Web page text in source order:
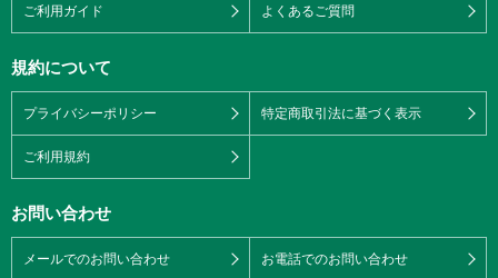
ご利用ガイド よくあるご質問
規約について
プライバシーポリシー 特定商取引法に基づく表示
ご利用規約
お問い合わせ
メールでのお問い合わせ お電話でのお問い合わせ